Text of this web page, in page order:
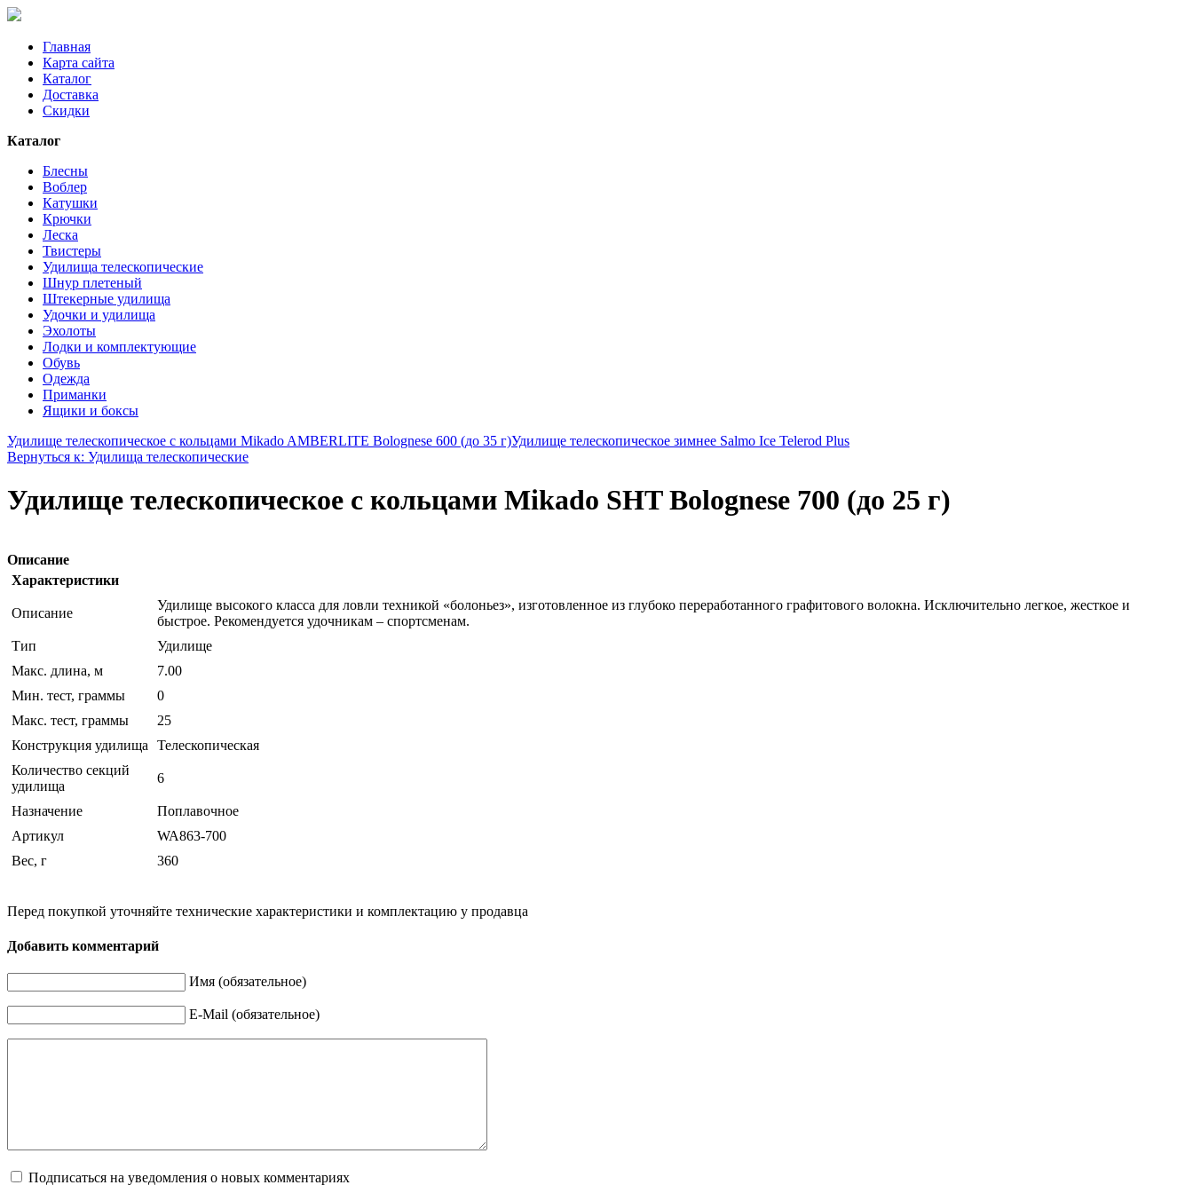
Главная
Карта сайта
Каталог
Доставка
Скидки
Каталог
Блесны
Воблер
Катушки
Крючки
Леска
Твистеры
Удилища телескопические
Шнур плетеный
Штекерные удилища
Удочки и удилища
Эхолоты
Лодки и комплектующие
Обувь
Одежда
Приманки
Ящики и боксы
Удилище телескопическое с кольцами Mikado AMBERLITE Bolognese 600 (до 35 г)Удилище телескопическое зимнее Salmo Ice Telerod Plus
Вернуться к: Удилища телескопические
Удилище телескопическое с кольцами Mikado SHT Bolognese 700 (до 25 г)
Описание
Характеристики
Описание
Удилище высокого класса для ловли техникой «болоньез», изготовленное из глубоко переработанного графитового волокна. Исключительно легкое, жесткое и
быстрое. Рекомендуется удочникам – спортсменам.
Тип
Удилище
Макс. длина, м
7.00
Мин. тест, граммы
0
Макс. тест, граммы
25
Конструкция удилища
Телескопическая
Количество секций
удилища
6
Назначение
Поплавочное
Артикул
WA863-700
Вес, г
360
Перед покупкой уточняйте технические характеристики и комплектацию у продавца
Добавить комментарий
Имя (обязательное)
E-Mail (обязательное)
Подписаться на уведомления о новых комментариях